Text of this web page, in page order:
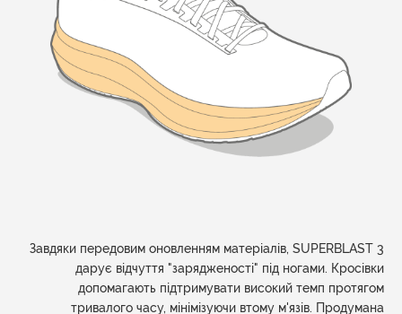
Завдяки передовим оновленням матеріалів, SUPERBLAST 3
дарує відчуття "зарядженості" під ногами. Кросівки
допомагають підтримувати високий темп протягом
тривалого часу, мінімізуючи втому м'язів. Продумана